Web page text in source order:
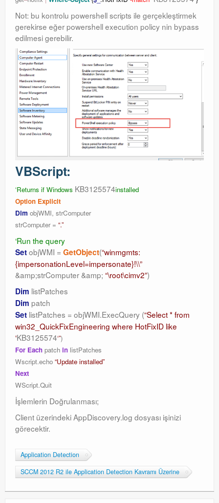
Not: bu kontrolu powershell scripts ile gerçekleştirmek
gerekirse eğer powershell execution policy nin bypass
edilmesi gerebilir.
VBScript:
‘Returns if Windows KB3125574installed
Option Explicit
Dim objWMI, strComputer
strComputer = “.”
‘Run the query
SetobjWMI = GetObject(“winmgmts:
{impersonationLevel=impersonate}!\\”
&amp;strComputer &amp; “\root\cimv2”)
Dim listPatches
Dim patch
Set listPatches = objWMI.ExecQuery (“Select * from
win32_QuickFixEngineering where HotFixID like
‘KB3125574‘”)
For Each patch in listPatches
Wscript.echo “Update installed”
Next
WScript.Quit
İşlemlerin Doğrulanması;
Client üzerindeki AppDiscovery.log dosyası işinizi
görecektir.
Application Detection
SCCM 2012 R2 ile Application Detection Kavramı Üzerine